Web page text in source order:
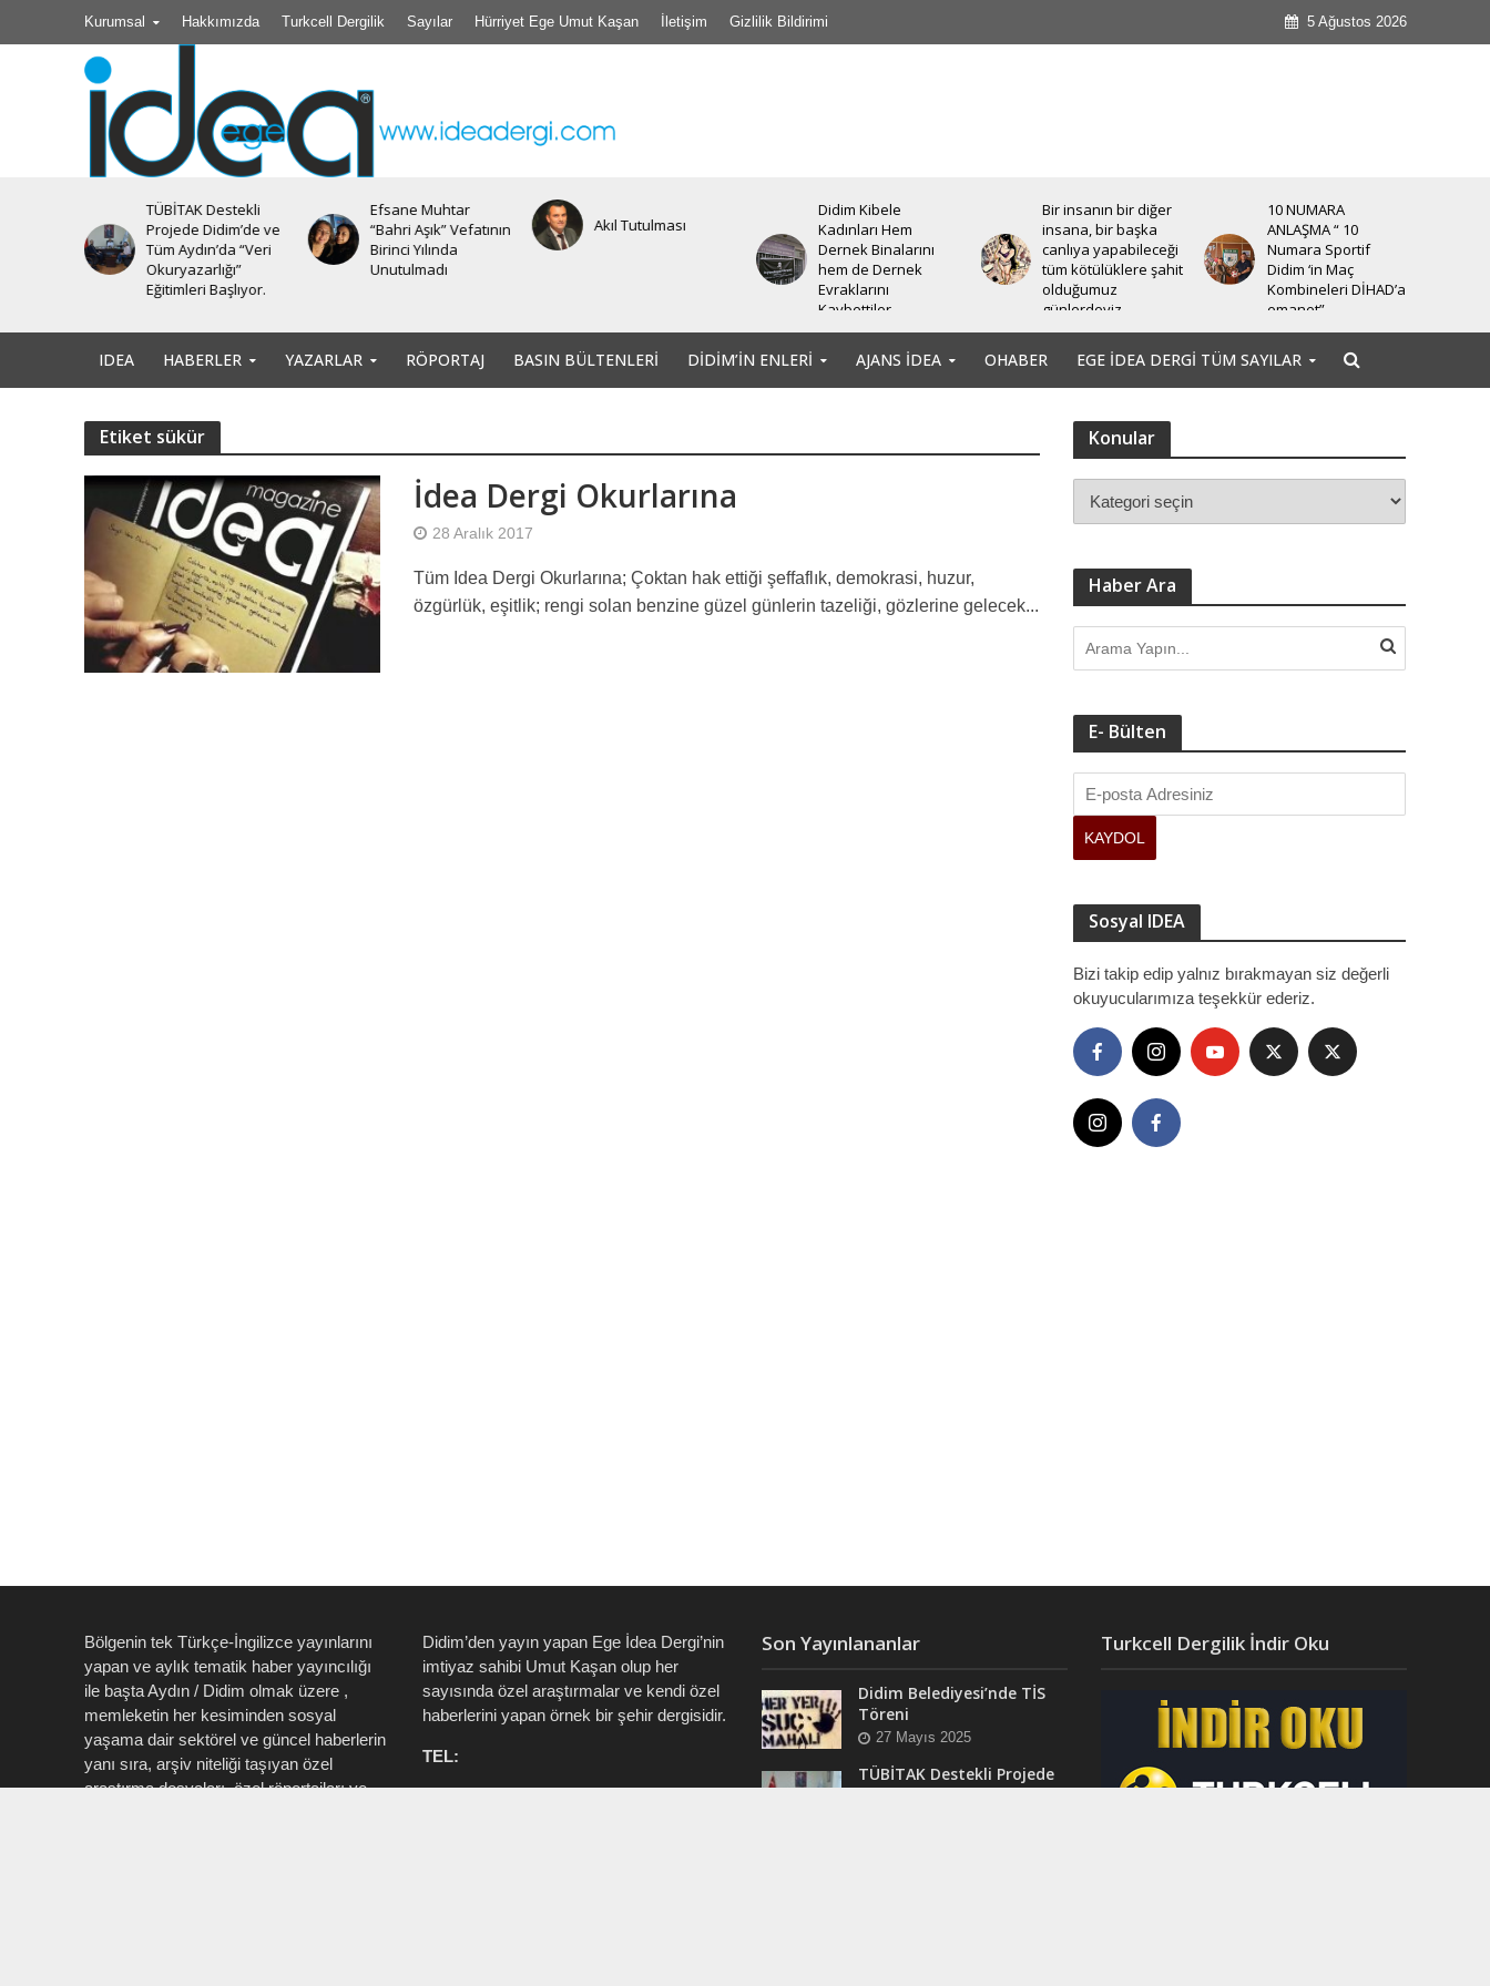
Kurumsal Hakkımızda Turkcell Dergilik Sayılar Hürriyet Ege Umut Kaşan İletişim Gizlilik Bildirimi 5 Ağustos 2026
TÜBİTAK Destekli
Projede Didim’de ve
Tüm Aydın’da “Veri
Okuryazarlığı”
Eğitimleri Başlıyor.
Efsane Muhtar
“Bahri Aşık” Vefatının
Birinci Yılında
Unutulmadı
Akıl Tutulması
Didim Kibele
Kadınları Hem
Dernek Binalarını
hem de Dernek
Evraklarını
Kaybettiler.
Bir insanın bir diğer
insana, bir başka
canlıya yapabileceği
tüm kötülüklere şahit
olduğumuz
günlerdeyiz.
10 NUMARA
ANLAŞMA “ 10
Numara Sportif
Didim ‘in Maç
Kombineleri DİHAD’a
emanet”
IDEA HABERLER YAZARLAR RÖPORTAJ BASIN BÜLTENLERI DIDIM’IN ENLERI AJANS İDEA OHABER EGE İDEA DERGI TÜM SAYILAR
Etiket sükür
İdea Dergi Okurlarına
28 Aralık 2017
Tüm Idea Dergi Okurlarına; Çoktan hak ettiği şeffaflık, demokrasi, huzur,
özgürlük, eşitlik; rengi solan benzine güzel günlerin tazeliği, gözlerine gelecek...
Konular
Haber Ara
E- Bülten
Sosyal IDEA
Bizi takip edip yalnız bırakmayan siz değerli
okuyucularımıza teşekkür ederiz.
Bölgenin tek Türkçe-İngilizce yayınlarını
yapan ve aylık tematik haber yayıncılığı
ile başta Aydın / Didim olmak üzere ,
memleketin her kesiminden sosyal
yaşama dair sektörel ve güncel haberlerin
yanı sıra, arşiv niteliği taşıyan özel
araştırma dosyaları, özel röportajları ve
Didim’den yayın yapan Ege İdea Dergi’nin
imtiyaz sahibi Umut Kaşan olup her
sayısında özel araştırmalar ve kendi özel
haberlerini yapan örnek bir şehir dergisidir.
TEL:
Son Yayınlananlar
Didim Belediyesi’nde TİS
Töreni
27 Mayıs 2025
TÜBİTAK Destekli Projede
Didim’de ve Tüm Aydın’da
Turkcell Dergilik İndir Oku